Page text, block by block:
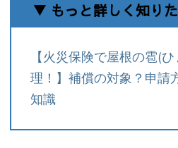
▼ もっと詳しく知り
【火災保険で屋根の雹(
理！】補償の対象？申請
知識